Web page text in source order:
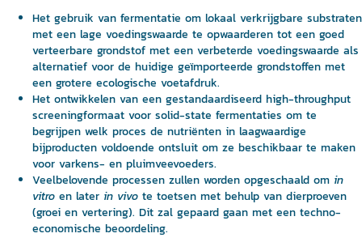
Het gebruik van fermentatie om lokaal verkrijgbare substraten
met een lage voedingswaarde te opwaarderen tot een goed
verteerbare grondstof met een verbeterde voedingswaarde als
alternatief voor de huidige geïmporteerde grondstoffen met
een grotere ecologische voetafdruk.
Het ontwikkelen van een gestandaardiseerd high-throughput
screeningformaat voor solid-state fermentaties om te
begrijpen welk proces de nutriënten in laagwaardige
bijproducten voldoende ontsluit om ze beschikbaar te maken
voor varkens- en pluimveevoeders.
Veelbelovende processen zullen worden opgeschaald om in
vitro en later in vivo te toetsen met behulp van dierproeven
(groei en vertering). Dit zal gepaard gaan met een techno-
economische beoordeling.